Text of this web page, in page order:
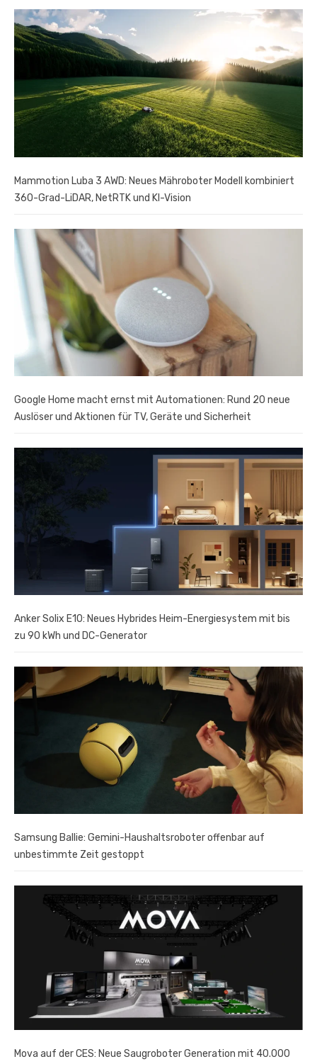
Mammotion Luba 3 AWD: Neues Mähroboter Modell kombiniert
360-Grad-LiDAR, NetRTK und KI-Vision
Google Home macht ernst mit Automationen: Rund 20 neue
Auslöser und Aktionen für TV, Geräte und Sicherheit
Anker Solix E10: Neues Hybrides Heim-Energiesystem mit bis
zu 90 kWh und DC-Generator
Samsung Ballie: Gemini-Haushaltsroboter offenbar auf
unbestimmte Zeit gestoppt
Mova auf der CES: Neue Saugroboter Generation mit 40.000